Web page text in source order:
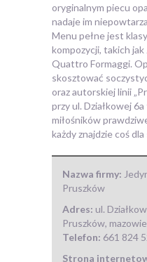
oryginalnym piecu
nadaje im
Menu pełne jest
kompozycji, takich
Quattro Formaggi.
skosztować
oraz autorskiej linii
przy ul. Działkowej
miłośników
każdy znajdzie coś dla
Nazwa firmy:
Pruszków
Adres: ul.
Pruszków,
Telefon: 661 824
Strona